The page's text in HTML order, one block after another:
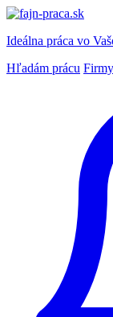
Ideálna práca vo
Hľadám prácu Firmy